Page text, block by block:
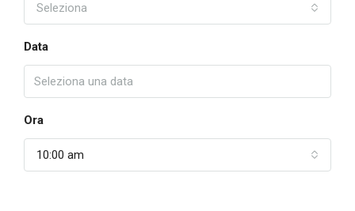
Seleziona
Data
Ora
10:00 am